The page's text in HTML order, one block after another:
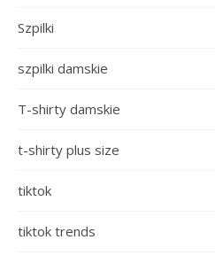
Szpilki
szpilki damskie
T-shirty damskie
t-shirty plus size
tiktok
tiktok trends